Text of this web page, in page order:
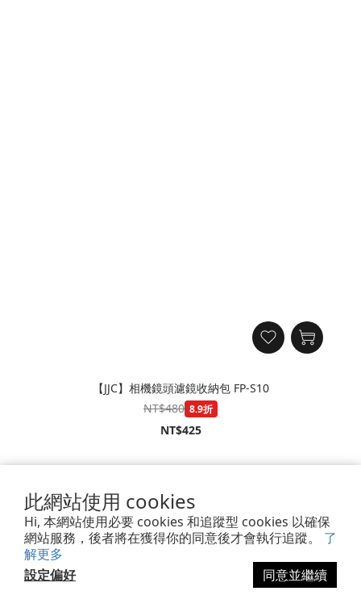
此網站使用 cookies
Hi, 本網站使用必要 cookies 和追蹤型 cookies 以確保
網站服務，後者將在獲得你的同意後才會執行追蹤。 了
解更多
設定偏好
同意並繼續
【JJC】相機鏡頭濾鏡收納包 FP-S10
NT$480 8.9折
NT$425
官網限定